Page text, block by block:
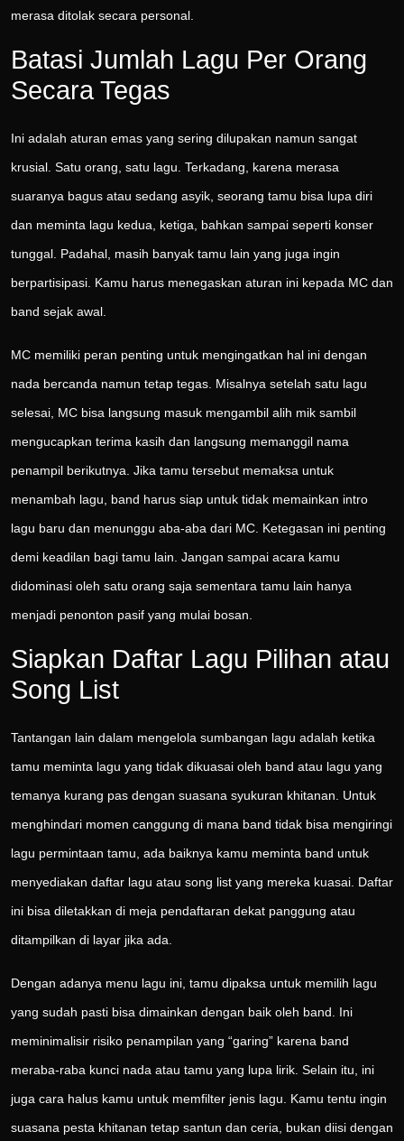
merasa ditolak secara personal.
Batasi Jumlah Lagu Per Orang
Secara Tegas
Ini adalah aturan emas yang sering dilupakan namun sangat
krusial. Satu orang, satu lagu. Terkadang, karena merasa
suaranya bagus atau sedang asyik, seorang tamu bisa lupa diri
dan meminta lagu kedua, ketiga, bahkan sampai seperti konser
tunggal. Padahal, masih banyak tamu lain yang juga ingin
berpartisipasi. Kamu harus menegaskan aturan ini kepada MC dan
band sejak awal.
MC memiliki peran penting untuk mengingatkan hal ini dengan
nada bercanda namun tetap tegas. Misalnya setelah satu lagu
selesai, MC bisa langsung masuk mengambil alih mik sambil
mengucapkan terima kasih dan langsung memanggil nama
penampil berikutnya. Jika tamu tersebut memaksa untuk
menambah lagu, band harus siap untuk tidak memainkan intro
lagu baru dan menunggu aba-aba dari MC. Ketegasan ini penting
demi keadilan bagi tamu lain. Jangan sampai acara kamu
didominasi oleh satu orang saja sementara tamu lain hanya
menjadi penonton pasif yang mulai bosan.
Siapkan Daftar Lagu Pilihan atau
Song List
Tantangan lain dalam mengelola sumbangan lagu adalah ketika
tamu meminta lagu yang tidak dikuasai oleh band atau lagu yang
temanya kurang pas dengan suasana syukuran khitanan. Untuk
menghindari momen canggung di mana band tidak bisa mengiringi
lagu permintaan tamu, ada baiknya kamu meminta band untuk
menyediakan daftar lagu atau song list yang mereka kuasai. Daftar
ini bisa diletakkan di meja pendaftaran dekat panggung atau
ditampilkan di layar jika ada.
Dengan adanya menu lagu ini, tamu dipaksa untuk memilih lagu
yang sudah pasti bisa dimainkan dengan baik oleh band. Ini
meminimalisir risiko penampilan yang “garing” karena band
meraba-raba kunci nada atau tamu yang lupa lirik. Selain itu, ini
juga cara halus kamu untuk memfilter jenis lagu. Kamu tentu ingin
suasana pesta khitanan tetap santun dan ceria, bukan diisi dengan